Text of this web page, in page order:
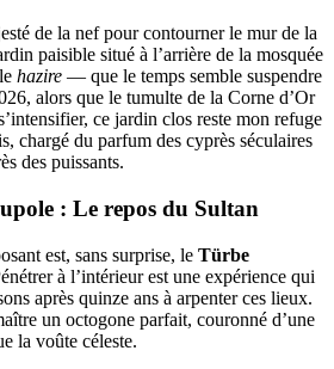
de la nef pour contourner le mur de la
paisible situé à l’arrière de la mosquée
hazire — que le temps semble suspendre
alors que le tumulte de la Corne d’Or
ce jardin clos reste mon refuge
chargé du parfum des cyprès séculaires
des puissants.
: Le repos du Sultan
est, sans surprise, le Türbe
à l’intérieur est une expérience qui
après quinze ans à arpenter ces lieux.
un octogone parfait, couronné d’une
la voûte céleste.